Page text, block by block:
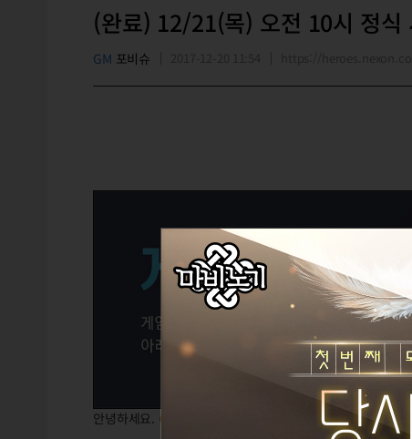
(완료) 12/21(목) 오전 10시 정식
GM 포비슈
안녕하세요. GM포비슈